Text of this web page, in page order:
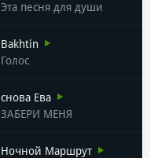
Эта песня для души
Bakhtin
Голос
снова Ева
ЗАБЕРИ МЕНЯ
Ночной Маршрут